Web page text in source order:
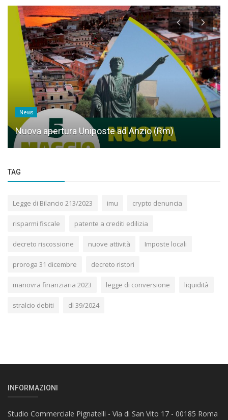
News
Nuova apertura Uniposte ad Anzio (Rm)
TAG
Legge di Bilancio 213/2023 imu crypto denuncia
risparmi fiscale patente a crediti edilizia
decreto riscossione nuove attività Imposte locali
proroga 31 dicembre decreto ristori
manovra finanziaria 2023 legge di conversione liquidità
stralcio debiti dl 39/2024
INFORMAZIONI
Studio Commerciale Pignatelli - Via di San Vito 17 - 00185 Roma